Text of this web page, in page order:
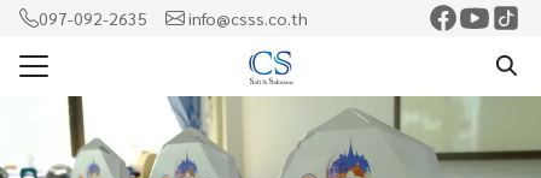
Skip
content
097-092-2635 info@csss.co.th
Search